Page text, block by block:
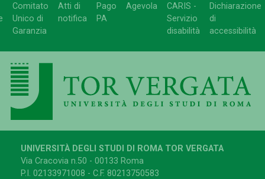
Comitato
Unico di
Garanzia
Atti di
notifica
Pago
PA
Agevola
CARIS -
Servizio
disabilità
Dichiarazione
di
accessibilità
UNIVERSITÀ DEGLI STUDI DI ROMA TOR VERGATA
Via Cracovia n.50 - 00133 Roma
P.I. 02133971008 - C.F. 80213750583